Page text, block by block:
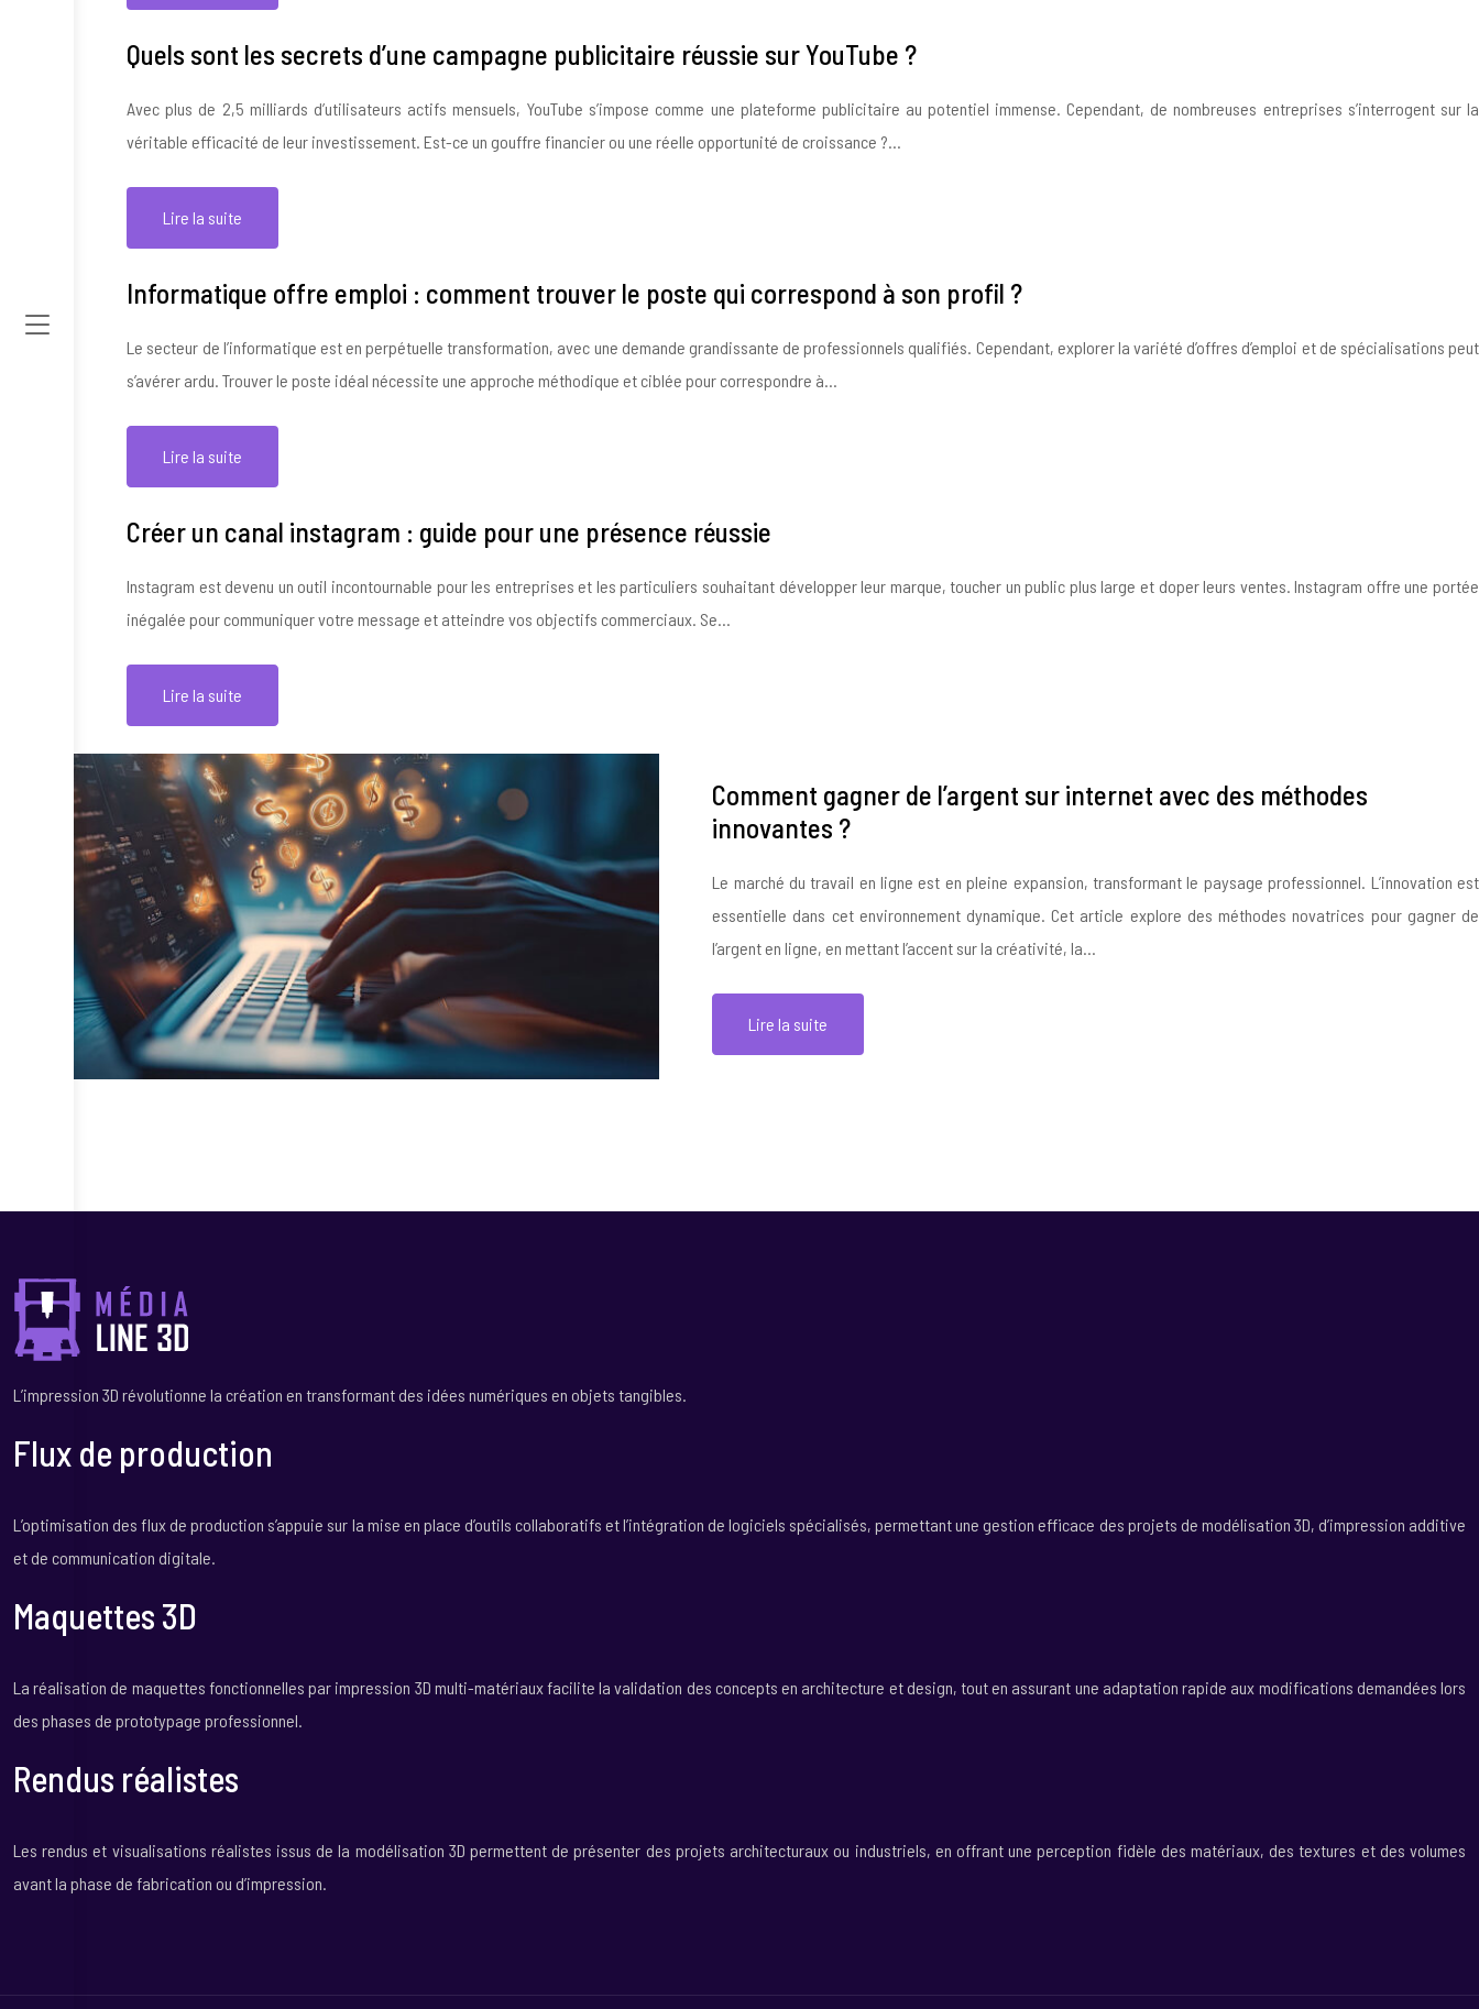
Quels sont les secrets d’une campagne publicitaire réussie sur YouTube ?
Avec plus de 2,5 milliards d’utilisateurs actifs mensuels, YouTube s’impose comme une plateforme publicitaire au potentiel immense. Cependant, de nombreuses entreprises s’interrogent sur la
véritable efficacité de leur investissement. Est-ce un gouffre financier ou une réelle opportunité de croissance ?…
Lire la suite
Informatique offre emploi : comment trouver le poste qui correspond à son profil ?
Le secteur de l’informatique est en perpétuelle transformation, avec une demande grandissante de professionnels qualifiés. Cependant, explorer la variété d’offres d’emploi et de spécialisations peut
s’avérer ardu. Trouver le poste idéal nécessite une approche méthodique et ciblée pour correspondre à…
Lire la suite
Créer un canal instagram : guide pour une présence réussie
Instagram est devenu un outil incontournable pour les entreprises et les particuliers souhaitant développer leur marque, toucher un public plus large et doper leurs ventes. Instagram offre une portée
inégalée pour communiquer votre message et atteindre vos objectifs commerciaux. Se…
Lire la suite
Comment gagner de l’argent sur internet avec des méthodes
innovantes ?
Le marché du travail en ligne est en pleine expansion, transformant le paysage professionnel. L’innovation est
essentielle dans cet environnement dynamique. Cet article explore des méthodes novatrices pour gagner de
l’argent en ligne, en mettant l’accent sur la créativité, la…
Lire la suite
L’impression 3D révolutionne la création en transformant des idées numériques en objets tangibles.
Flux de production
L’optimisation des flux de production s’appuie sur la mise en place d’outils collaboratifs et l’intégration de logiciels spécialisés, permettant une gestion efficace des projets de modélisation 3D, d’impression additive
et de communication digitale.
Maquettes 3D
La réalisation de maquettes fonctionnelles par impression 3D multi-matériaux facilite la validation des concepts en architecture et design, tout en assurant une adaptation rapide aux modifications demandées lors
des phases de prototypage professionnel.
Rendus réalistes
Les rendus et visualisations réalistes issus de la modélisation 3D permettent de présenter des projets architecturaux ou industriels, en offrant une perception fidèle des matériaux, des textures et des volumes
avant la phase de fabrication ou d’impression.